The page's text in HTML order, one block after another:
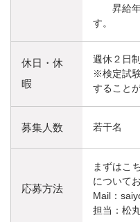
昇給年
す。
休日・休
暇
週休２日
※検定試
すること
募集人数 若干名
応募方法
まずはこ
について
Mail：
担当：松